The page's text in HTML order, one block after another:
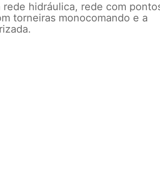
hidráulica, rede com
torneiras monocomando e a